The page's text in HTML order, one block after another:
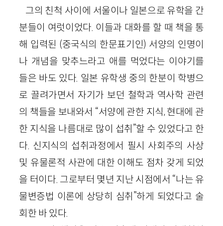
그의 친척 사이에 서울이나 일본으로 유학을 간
분들이 여럿이었다. 이들과 대화를 할 때 책을 통
해 입력된 (중국식의 한문표기인) 서양의 인명이
나 개념을 맞추느라고 애를 먹었다는 이야기를
들은 바도 있다. 일본 유학생 중의 한분이 학병으
로 끌려가면서 자기가 보던 철학과 역사학 관련
의 책들을 보내와서 “서양에 관한 지식, 현대에 관
한 지식을 나름대로 많이 섭취”할 수 있었다고 한
다. 신지식의 섭취과정에서 필시 사회주의 사상
및 유물론적 사관에 대한 이해도 점차 갖게 되었
을 터이다. 그로부터 몇년 지난 시점에서 “나는 유
물변증법 이론에 상당히 심취”하게 되었다고 술
회한 바 있다.